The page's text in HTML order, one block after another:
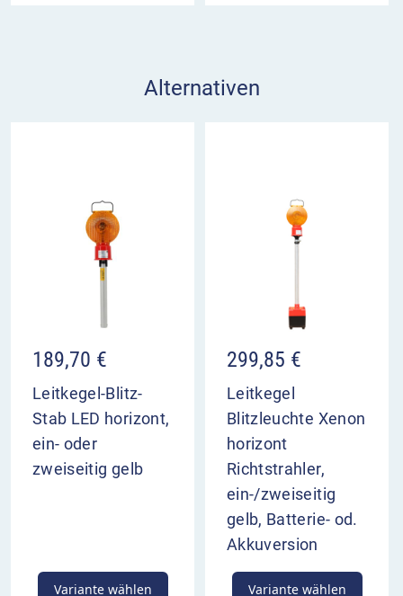
Alternativen
189,70 €
Leitkegel-Blitz-
Stab LED horizont,
ein- oder
zweiseitig gelb
Variante wählen
299,85 €
Leitkegel
Blitzleuchte Xenon
horizont
Richtstrahler,
ein-/zweiseitig
gelb, Batterie- od.
Akkuversion
Variante wählen